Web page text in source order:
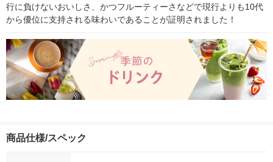
行に負けないおいしさ、かつフルーティーさなどで現行よりも10代
から優位に支持される味わいであることが証明されました！
商品仕様/スペック